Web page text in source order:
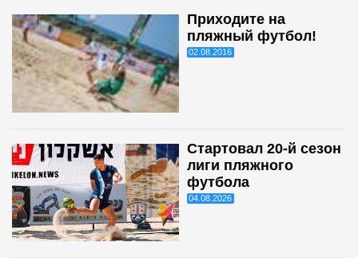
Приходите на
пляжный футбол!
02.08.2016
Стартовал 20-й сезон
лиги пляжного
футбола
04.08.2026